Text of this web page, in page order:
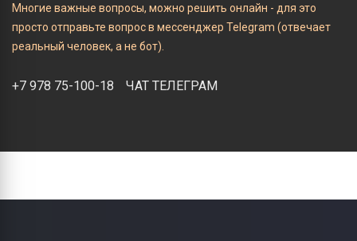
Многие важные вопросы, можно решить онлайн - для это
просто отправьте вопрос в мессенджер Telegram (отвечает
реальный человек, а не бот).
+7 978 75-100-18 ЧАТ ТЕЛЕГРАМ